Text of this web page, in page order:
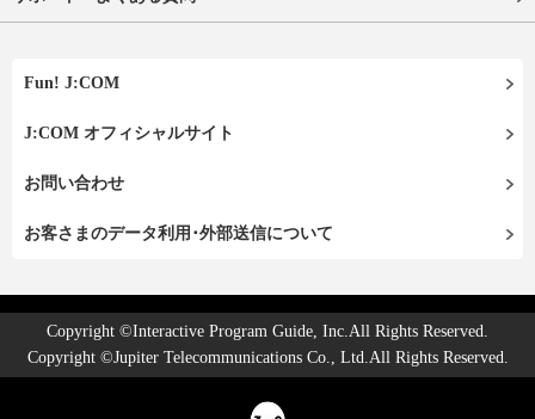
Fun! J:COM
J:COM オフィシャルサイト
お問い合わせ
お客さまのデータ利用･外部送信について
Copyright ©Interactive Program Guide, Inc.All Rights Reserved.
Copyright ©Jupiter Telecommunications Co., Ltd.All Rights Reserved.